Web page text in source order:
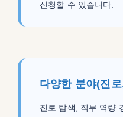
신청할 수 있습니다.
다양한 분야(진
진로 탐색, 직무 역량